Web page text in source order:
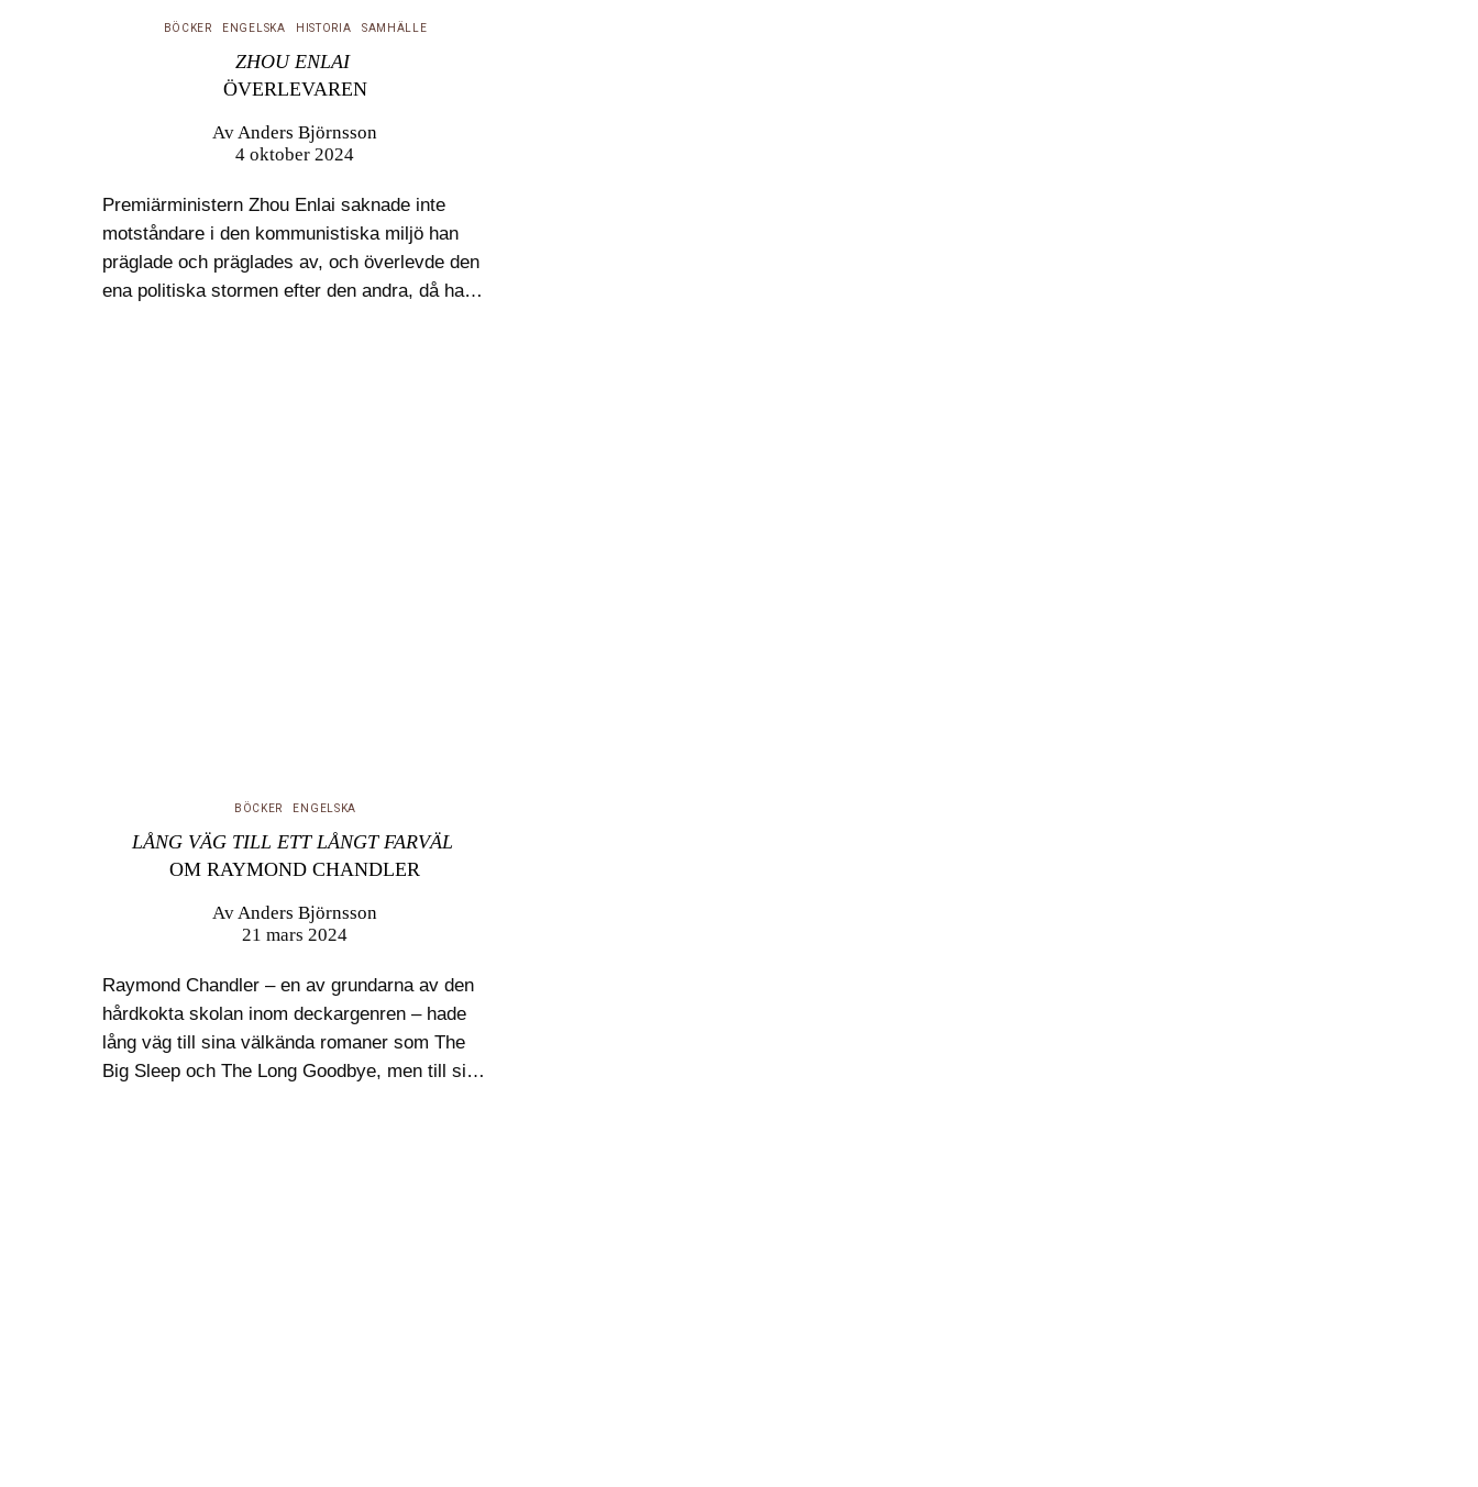
BÖCKER ENGELSKA HISTORIA SAMHÄLLE
ZHOU ENLAI
ÖVERLEVAREN
AvAnders Björnsson
4 oktober 2024
Premiärministern Zhou Enlai saknade inte
motståndare i den kommunistiska miljö han
präglade och präglades av, och överlevde den
ena politiska stormen efter den andra, då han
BÖCKER ENGELSKA
LÅNG VÄG TILL ETT LÅNGT FARVÄL
OM RAYMOND CHANDLER
AvAnders Björnsson
21 mars 2024
Raymond Chandler – en av grundarna av den
hårdkokta skolan inom deckargenren – hade
lång väg till sina välkända romaner som The
Big Sleep och The Long Goodbye, men till sist